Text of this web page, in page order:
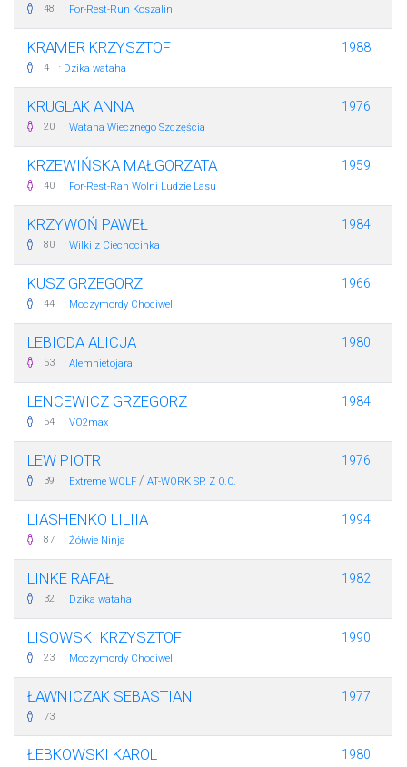
48 · For-Rest-Run Koszalin
KRAMER KRZYSZTOF
4 · Dzika wataha
1988
KRUGLAK ANNA
20 · Wataha Wiecznego Szczęścia
1976
KRZEWIŃSKA MAŁGORZATA
40 · For-Rest-Ran Wolni Ludzie Lasu
1959
KRZYWOŃ PAWEŁ
80 · Wilki z Ciechocinka
1984
KUSZ GRZEGORZ
44 · Moczymordy Chociwel
1966
LEBIODA ALICJA
53 · Alemnietojara
1980
LENCEWICZ GRZEGORZ
54 · VO2max
1984
LEW PIOTR
39 · Extreme WOLF / AT-WORK SP. Z O.O.
1976
LIASHENKO LILIIA
87 · Żółwie Ninja
1994
LINKE RAFAŁ
32 · Dzika wataha
1982
LISOWSKI KRZYSZTOF
23 · Moczymordy Chociwel
1990
ŁAWNICZAK SEBASTIAN
73
1977
ŁEBKOWSKI KAROL 1980